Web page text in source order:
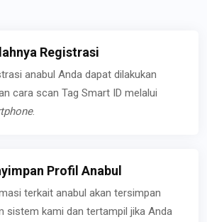
Registrasi
anabul Anda dapat dilakukan
cara scan Tag Smart ID melalui
.
Profil Anabul
terkait anabul akan tersimpan
sistem kami dan tertampil jika Anda